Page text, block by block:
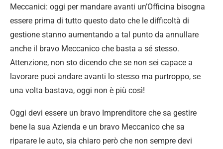
Meccanici: oggi per mandare avanti un’Officina bisogna
essere prima di tutto questo dato che le difficoltà di
gestione stanno aumentando a tal punto da annullare
anche il bravo Meccanico che basta a sé stesso.
Attenzione, non sto dicendo che se non sei capace a
lavorare puoi andare avanti lo stesso ma purtroppo, se
una volta bastava, oggi non è più così!
Oggi devi essere un bravo Imprenditore che sa gestire
bene la sua Azienda e un bravo Meccanico che sa
riparare le auto, sia chiaro però che non sempre devi